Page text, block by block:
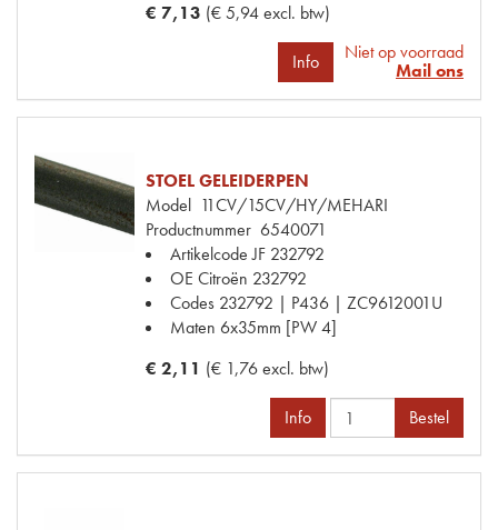
€ 7,13 (€ 5,94 excl. btw)
Info
Niet op voorraad
Mail ons
STOEL GELEIDERPEN
Model 11CV/15CV/HY/MEHARI
Productnummer 6540071
Artikelcode JF 232792
OE Citroën 232792
Codes 232792 | P436 | ZC9612001U
Maten 6x35mm [PW 4]
€ 2,11 (€ 1,76 excl. btw)
Info Bestel